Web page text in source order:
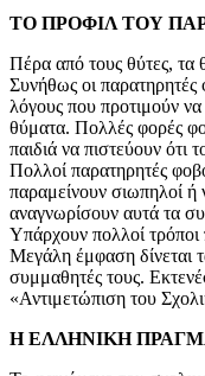
ΤΟ ΠΡΟΦΙΛ ΤΟΥ
Πέρα από τους θύτες, τα
Συνήθως οι παρατηρητές
λόγους που προτιμούν να
θύματα. Πολλές φορές
παιδιά να πιστεύουν ότι
Πολλοί παρατηρητές
παραμείνουν σιωπηλοί ή
αναγνωρίσουν αυτά τα
Υπάρχουν πολλοί
Μεγάλη έμφαση δίνεται
συμμαθητές τους.
«Αντιμετώπιση του
Η ΕΛΛΗΝΙΚΗ